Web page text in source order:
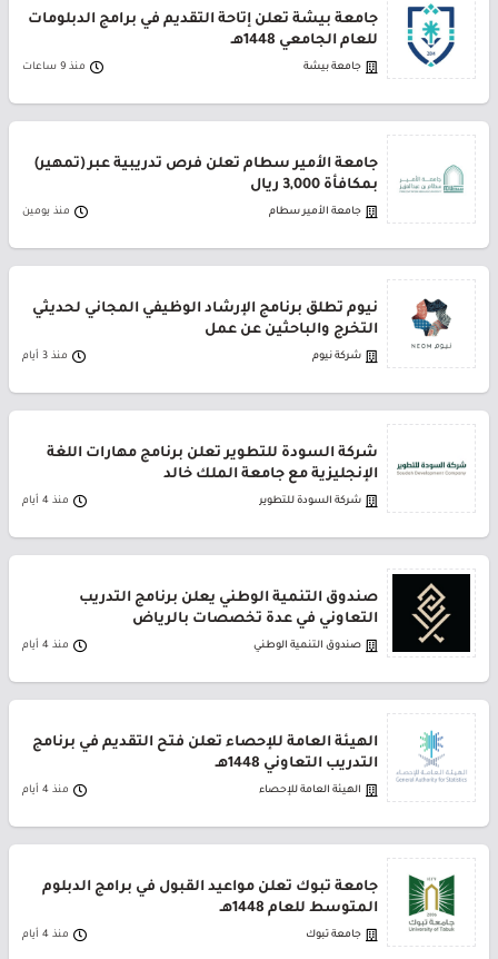
جامعة بيشة تعلن إتاحة التقديم في برامج الدبلومات
للعام الجامعي 1448هـ
جامعة بيشة منذ 9 ساعات
جامعة الأمير سطام تعلن فرص تدريبية عبر (تمهير)
بمكافأة 3,000 ريال
جامعة الأمير سطام منذ يومين
نيوم تطلق برنامج الإرشاد الوظيفي المجاني لحديثي
التخرج والباحثين عن عمل
شركة نيوم منذ 3 أيام
شركة السودة للتطوير تعلن برنامج مهارات اللغة
الإنجليزية مع جامعة الملك خالد
شركة السودة للتطوير منذ 4 أيام
صندوق التنمية الوطني يعلن برنامج التدريب
التعاوني في عدة تخصصات بالرياض
صندوق التنمية الوطني منذ 4 أيام
الهيئة العامة للإحصاء تعلن فتح التقديم في برنامج
التدريب التعاوني 1448هـ
الهيئة العامة للإحصاء منذ 4 أيام
جامعة تبوك تعلن مواعيد القبول في برامج الدبلوم
المتوسط للعام 1448هـ
جامعة تبوك منذ 4 أيام